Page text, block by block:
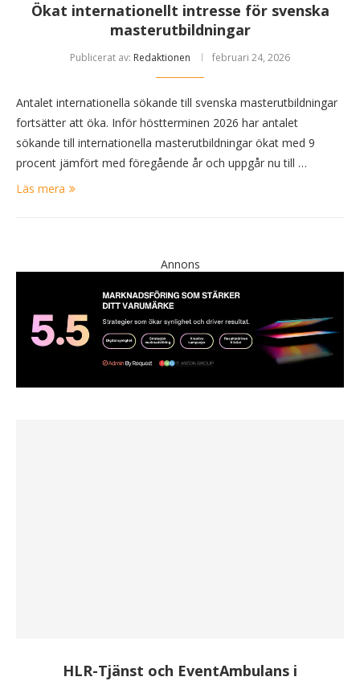
Ökat internationellt intresse för svenska
masterutbildningar
Publicerat av: Redaktionen februari 24, 2026
Antalet internationella sökande till svenska masterutbildningar
fortsätter att öka. Inför höstterminen 2026 har antalet
sökande till internationella masterutbildningar ökat med 9
procent jämfört med föregående år och uppgår nu till …
Läs mera
Annons
HLR-Tjänst och EventAmbulans i